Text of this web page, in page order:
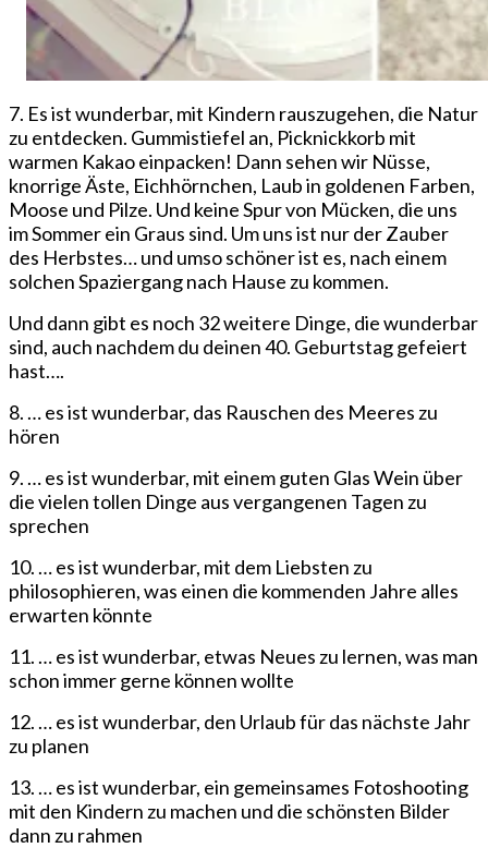
7. Es ist wunderbar, mit Kindern rauszugehen, die Natur
zu entdecken. Gummistiefel an, Picknickkorb mit
warmen Kakao einpacken! Dann sehen wir Nüsse,
knorrige Äste, Eichhörnchen, Laub in goldenen Farben,
Moose und Pilze. Und keine Spur von Mücken, die uns
im Sommer ein Graus sind. Um uns ist nur der Zauber
des Herbstes… und umso schöner ist es, nach einem
solchen Spaziergang nach Hause zu kommen.
Und dann gibt es noch 32 weitere Dinge, die wunderbar
sind, auch nachdem du deinen 40. Geburtstag gefeiert
hast….
8. … es ist wunderbar, das Rauschen des Meeres zu
hören
9. … es ist wunderbar, mit einem guten Glas Wein über
die vielen tollen Dinge aus vergangenen Tagen zu
sprechen
10. … es ist wunderbar, mit dem Liebsten zu
philosophieren, was einen die kommenden Jahre alles
erwarten könnte
11. … es ist wunderbar, etwas Neues zu lernen, was man
schon immer gerne können wollte
12. … es ist wunderbar, den Urlaub für das nächste Jahr
zu planen
13. … es ist wunderbar, ein gemeinsames Fotoshooting
mit den Kindern zu machen und die schönsten Bilder
dann zu rahmen